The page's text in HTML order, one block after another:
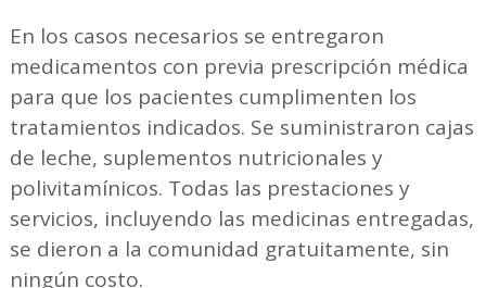
En los casos necesarios se entregaron
medicamentos con previa prescripción médica
para que los pacientes cumplimenten los
tratamientos indicados. Se suministraron cajas
de leche, suplementos nutricionales y
polivitamínicos. Todas las prestaciones y
servicios, incluyendo las medicinas entregadas,
se dieron a la comunidad gratuitamente, sin
ningún costo.